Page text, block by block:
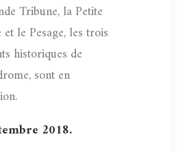
Tribune, la Petite
le Pesage, les trois
historiques de
sont en
2018.